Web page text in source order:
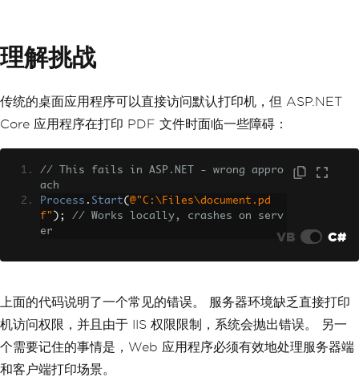
理解挑战
传统的桌面应用程序可以直接访问默认打印机，但 ASP.NET
Core 应用程序在打印 PDF 文件时面临一些障碍：
// This fails in ASP.NET - wrong appro
ach
Process . Start( @"C:\Files\document.pd
f" );
// Works locally, crashes on serv
er
VB C#
上面的代码说明了一个常见的错误。 服务器环境缺乏直接打印
机访问权限，并且由于 IIS 权限限制，系统会抛出错误。 另一
个需要记住的事情是，Web 应用程序必须有效地处理服务器端
和客户端打印场景。